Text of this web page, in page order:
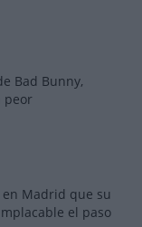
Bad Bunny,
peor
en Madrid que su
el paso